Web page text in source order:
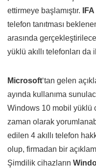
ettirmeye başlamıştır.
telefon tanıtması
arasında
yüklü akıllı telefonları da
Microsoft‘tan gelen
ayında kullanıma
Windows 10 mobil yüklü
zaman olarak
edilen 4 akıllı telefon
olup, firmadan bir
Şimdilik cihazların